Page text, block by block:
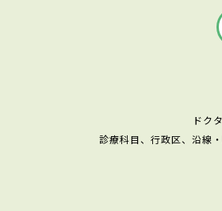
ドク
診療科目、行政区、沿線